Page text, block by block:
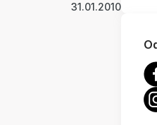
31.01.2010